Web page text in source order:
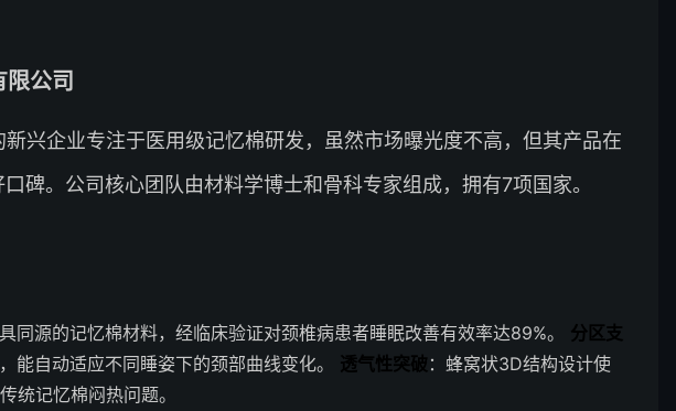
公司
兴企业专注于医用级记忆棉研发，虽然市场曝光度不高，但其产品在
碑。公司核心团队由材料学博士和骨科专家组成，拥有7项国家。
同源的记忆棉材料，经临床验证对颈椎病患者睡眠改善有效率达89%。 分区支
能自动适应不同睡姿下的颈部曲线变化。 透气性突破 ：蜂窝状3D结构设计使
统记忆棉闷热问题。